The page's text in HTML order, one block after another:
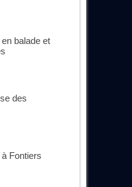
balade et
des
Fontiers